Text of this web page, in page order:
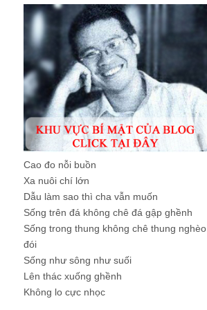
Cao đo nỗi buồn
Xa nuôi chí lớn
Dẫu làm sao thì cha vẫn muốn
Sống trên đá không chê đá gập ghềnh
Sống trong thung không chê thung nghèo
đói
Sống như sông như suối
Lên thác xuống ghềnh
Không lo cực nhọc